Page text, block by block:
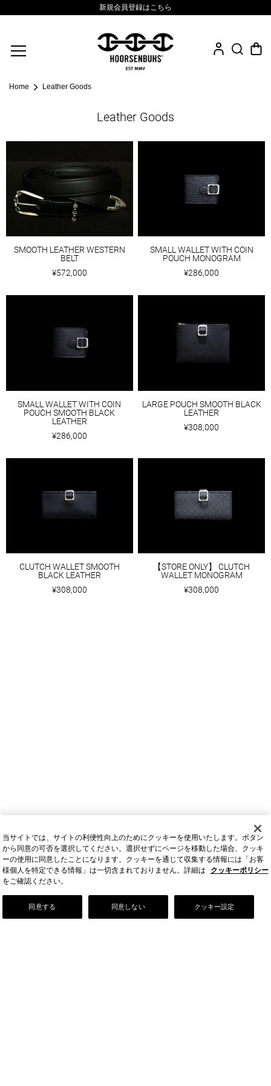
Eyewear
Leather Goods
News
新規会員登録はこちら
Home Leather Goods
Leather Goods
SMOOTH LEATHER WESTERN
BELT
¥572,000
SMALL WALLET WITH COIN
POUCH MONOGRAM
¥286,000
SMALL WALLET WITH COIN
POUCH SMOOTH BLACK
LEATHER
¥286,000
LARGE POUCH SMOOTH BLACK
LEATHER
¥308,000
CLUTCH WALLET SMOOTH
BLACK LEATHER
¥308,000
【STORE ONLY】 CLUTCH
WALLET MONOGRAM
¥308,000
Our Story
当サイトでは、サイトの利便性向上のためにクッキーを使用いたします。ボタン
から同意の可否を選択してください。選択せずにページを移動した場合、クッキ
ーの使用に同意したことになります。クッキーを通じて収集する情報には「お客
様個人を特定できる情報」は一切含まれておりません。詳細は
クッキーポリシー
をご確認ください。
クッキー設定
同意しない
同意する